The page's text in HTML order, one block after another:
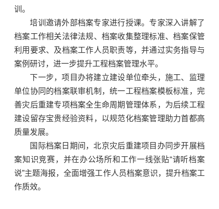
训。
培训邀请外部档案专家进行授课。专家深入讲解了
档案工作相关法律法规、档案收集整理标准、档案保管
利用要求、及档案工作人员职责等，并通过实务指导与
案例研讨，进一步提升工程档案管理水平。
下一步，项目办将建立建设单位牵头，施工、监理
单位协同的档案联审机制，统一工程档案模板标准，完
善灾后重建专项档案全生命周期管理体系，为后续工程
建设留存宝贵经验资料，以规范化档案管理助力首都高
质量发展。
国际档案日期间，北京灾后重建项目办同步开展档
案知识竞赛，并在办公场所和工作一线张贴“请听档案
说”主题海报，全面增强工作人员档案意识，提升档案工
作质效。